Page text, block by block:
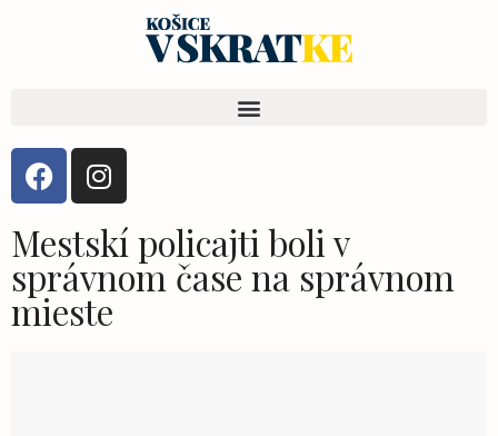
Mestskí policajti boli v
správnom čase na správnom
mieste